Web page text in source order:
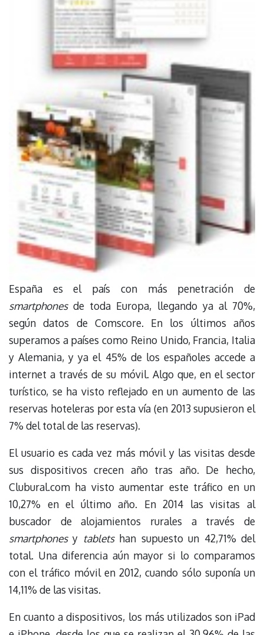
España es el país con más penetración de
smartphonesde toda Europa, llegando ya al 70%,
según datos de Comscore. En los últimos años
superamos a países como Reino Unido, Francia, Italia
y Alemania, y ya el 45% de los españoles accede a
internet a través de su móvil. Algo que, en el sector
turístico, se ha visto reflejado en un aumento de las
reservas hoteleras por esta vía (en 2013 supusieron el
7% del total de las reservas).
El usuario es cada vez más móvil y las visitas desde
sus dispositivos crecen año tras año. De hecho,
Clubural.com ha visto aumentar este tráfico en un
10,27% en el último año. En 2014 las visitas al
buscador de alojamientos rurales a través de
smartphonesy tabletshan supuesto un 42,71% del
total. Una diferencia aún mayor si lo comparamos
con el tráfico móvil en 2012, cuando sólo suponía un
14,11% de las visitas.
En cuanto a dispositivos, los más utilizados son iPad